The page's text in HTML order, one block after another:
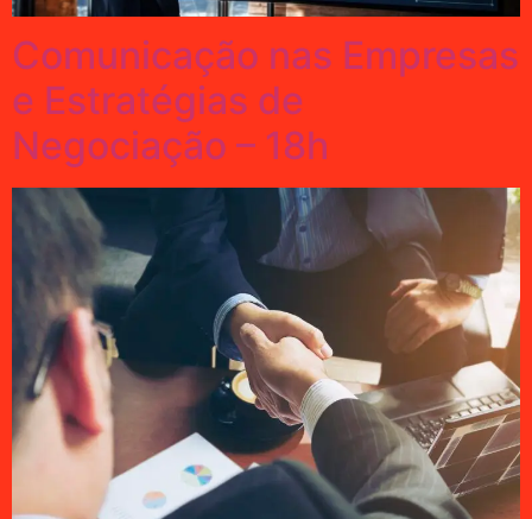
Comunicação nas Empresas
e Estratégias de
Negociação – 18h